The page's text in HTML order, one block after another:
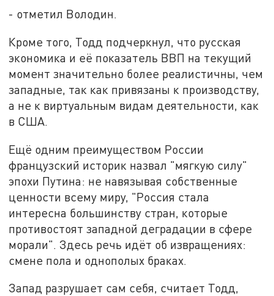
- отметил Володин.
Кроме того, Тодд подчеркнул, что русская
экономика и её показатель ВВП на текущий
момент значительно более реалистичны, чем
западные, так как привязаны к производству,
а не к виртуальным видам деятельности, как
в США.
Ещё одним преимуществом России
французский историк назвал "мягкую силу"
эпохи Путина: не навязывая собственные
ценности всему миру, "Россия стала
интересна большинству стран, которые
противостоят западной деградации в сфере
морали". Здесь речь идёт об извращениях:
смене пола и однополых браках.
Запад разрушает сам себя, считает Тодд,